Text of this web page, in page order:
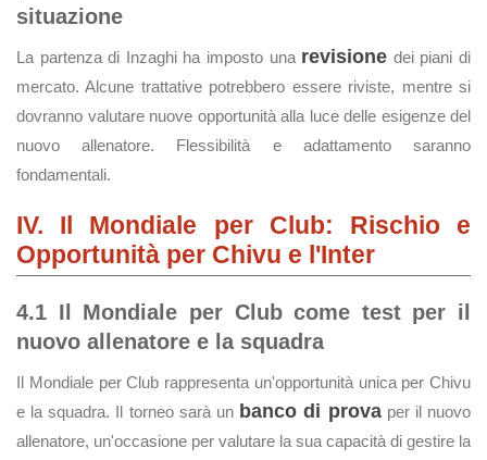
situazione
La partenza di Inzaghi ha imposto una revisione dei piani di
mercato. Alcune trattative potrebbero essere riviste, mentre si
dovranno valutare nuove opportunità alla luce delle esigenze del
nuovo allenatore. Flessibilità e adattamento saranno
fondamentali.
IV. Il Mondiale per Club: Rischio e
Opportunità per Chivu e l'Inter
4.1 Il Mondiale per Club come test per il
nuovo allenatore e la squadra
Il Mondiale per Club rappresenta un'opportunità unica per Chivu
e la squadra. Il torneo sarà un banco di provaper il nuovo
allenatore, un'occasione per valutare la sua capacità di gestire la